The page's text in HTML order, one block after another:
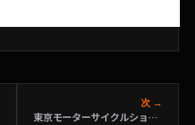
次 →
東京モーターサイクルショー～現地よりお届けいたします！ vol.1～